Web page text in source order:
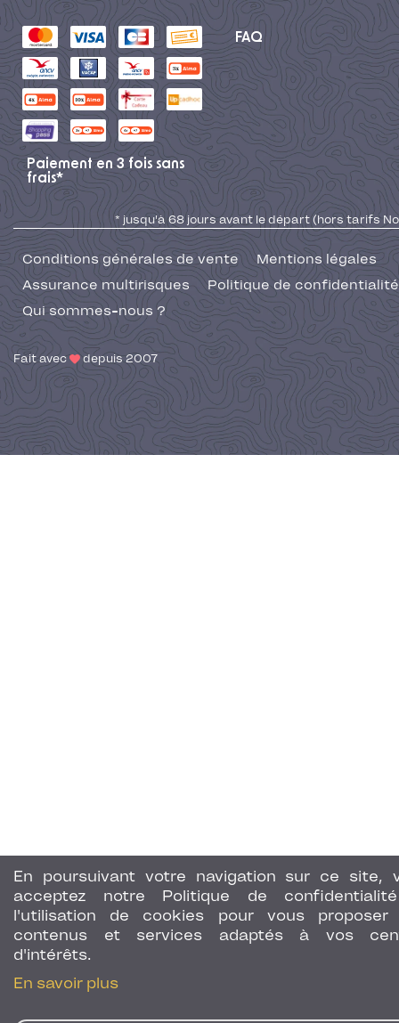
En poursuivant votre navigation sur ce site,
acceptez notre Politique de
l'utilisation de cookies pour vous proposer
contenus et services adaptés à vos
d'intérêts.
En savoir plus
FAQ
Paiement en 3 fois sans
frais*
* jusqu'à 68 jours avant le départ (hors tarifs No
Conditions générales de vente
Mentions légales
Assurance multirisques
Politique de confidentialité
Qui sommes-nous ?
Fait avec depuis 2007